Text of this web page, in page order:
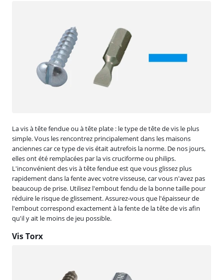
La vis à tête fendue ou à tête plate : le type de tête de vis le plus
simple. Vous les rencontrez principalement dans les maisons
anciennes car ce type de vis était autrefois la norme. De nos jours,
elles ont été remplacées par la vis cruciforme ou philips.
L'inconvénient des vis à tête fendue est que vous glissez plus
rapidement dans la fente avec votre visseuse, car vous n'avez pas
beaucoup de prise. Utilisez l'embout fendu de la bonne taille pour
réduire le risque de glissement. Assurez-vous que l'épaisseur de
l'embout correspond exactement à la fente de la tête de vis afin
qu'il y ait le moins de jeu possible.
Vis Torx